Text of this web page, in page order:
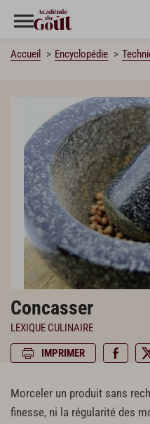
Accueil Encyclopédie
Concasser
LEXIQUE CULINAIRE
IMPRIMER
Morceler un produit sans
finesse, ni la régularité des